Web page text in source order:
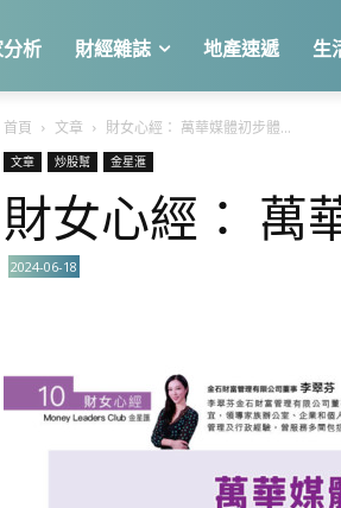
析 財經雜誌 地產速遞 生
首頁 文章 財女心經： 萬華媒體初步體...
文章 炒股幫 金星滙
財女心經： 萬
2024-06-18